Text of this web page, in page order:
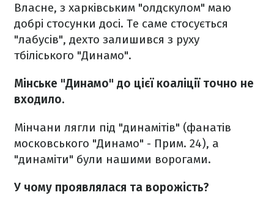
Власне, з харківським "олдскулом" маю
добрі стосунки досі. Те саме стосується
"лабусів", дехто залишився з руху
тбіліського "Динамо".
Мінське "Динамо" до цієї коаліції точно не
входило.
Мінчани лягли під "динамітів" (фанатів
московського "Динамо" - Прим. 24), а
"динаміти" були нашими ворогами.
У чому проявлялася та ворожість?